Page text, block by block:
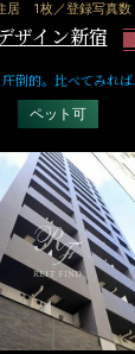
居 1枚／登録写真数
ザイン新宿
倒的。比べてみれ
ペット可